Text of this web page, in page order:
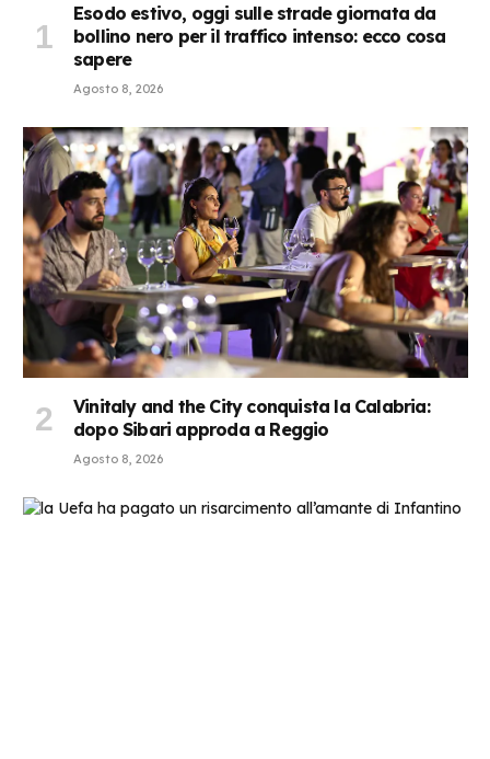
Esodo estivo, oggi sulle strade giornata da
bollino nero per il traffico intenso: ecco cosa
sapere
Agosto 8, 2026
Vinitaly and the City conquista la Calabria:
dopo Sibari approda a Reggio
Agosto 8, 2026